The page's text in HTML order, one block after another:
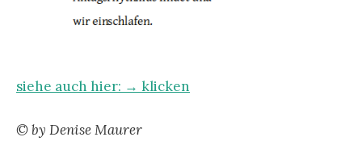
siehe auch hier: → klicken
© by Denise Maurer